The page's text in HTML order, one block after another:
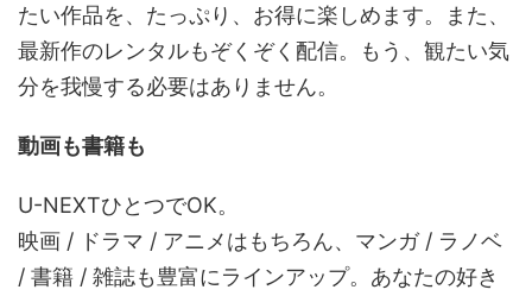
たい作品を、たっぷり、お得に楽しめます。また、
最新作のレンタルもぞくぞく配信。もう、観たい気
分を我慢する必要はありません。
動画も書籍も
U-NEXTひとつでOK。
映画 / ドラマ / アニメはもちろん、マンガ / ラノベ
/ 書籍 / 雑誌も豊富にラインアップ。あなたの好き